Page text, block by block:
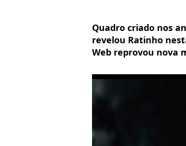
Quadro criado nos
revelou Ratinho
Web reprovou nova